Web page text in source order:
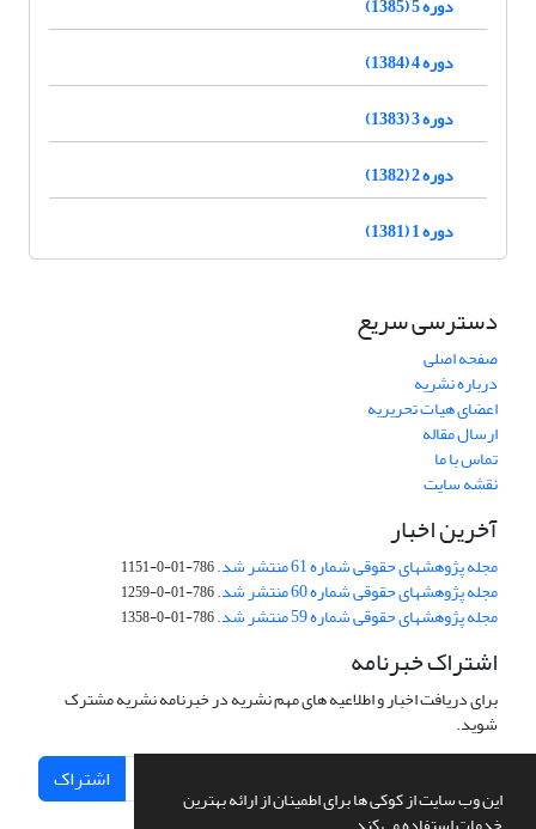
این وب سایت از کوکی ها برای اطمینان از ارائه بهترین
دوره 4 (1384)
دوره 3 (1383)
دوره 2 (1382)
دوره 1 (1381)
دسترسی سریع
صفحه اصلی
درباره نشریه
اعضای هیات تحریریه
ارسال مقاله
تماس با ما
نقشه سایت
آخرین اخبار
مجله پژوهشهای حقوقی شماره 61 منتشر شد. 786-01-0-1151
مجله پژوهشهای حقوقی شماره 60 منتشر شد. 786-01-0-1259
مجله پژوهشهای حقوقی شماره 59 منتشر شد. 786-01-0-1358
اشتراک خبرنامه
برای دریافت اخبار و اطلاعیه های مهم نشریه در خبرنامه نشریه مشترک
شوید.
اشتراک